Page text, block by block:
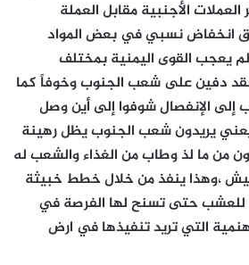
الأجنبية مقابل العملة
انخفاض نسبي في بعض المواد
لم يعجب القوى اليمنية بمختلف
دفين على شعب الجنوب وخوفاً كما
إلى الإنفصال شوفوا إلى أين وصل
يريدون شعب الجنوب يظل رهينة
من ما لذ وطاب من الغذاء والشعب له
،وهذا ينفذ من خلال خطط خبيثة
للعشب حتى تسنح لها الفرصة في
التي تريد تنفيذها في ارض